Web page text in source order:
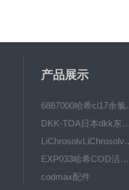
产品展示
6867000
DKK-TOA日本dkk东亚电
EXP033哈希COD活塞泵价格 EXP033
codmax配件